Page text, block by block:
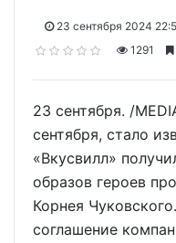
23 сентября 2024
1291
23 сентября. /
сентября, стало
«Вкусвилл»
образов героев
Корнея
соглашение